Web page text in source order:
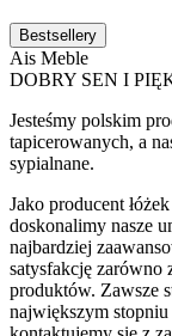
Bestsellery
Ais Meble
DOBRY SEN I
Jesteśmy polskim
tapicerowanych, a
sypialnane.
Jako producent
doskonalimy nasze
najbardziej
satysfakcję zarówno
produktów. Zawsze
największym stopniu